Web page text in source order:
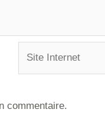
commentaire.